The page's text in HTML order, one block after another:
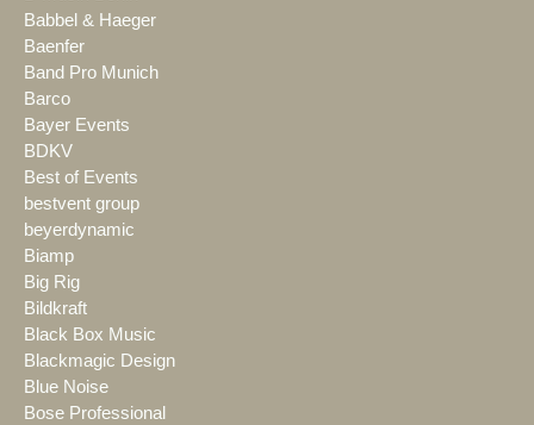
Babbel & Haeger
Baenfer
Band Pro Munich
Barco
Bayer Events
BDKV
Best of Events
bestvent group
beyerdynamic
Biamp
Big Rig
Bildkraft
Black Box Music
Blackmagic Design
Blue Noise
Bose Professional